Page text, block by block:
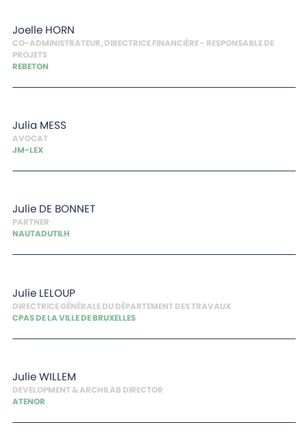
Joelle HORN
CO-ADMINISTRATEUR, DIRECTRICE FINANCIÈRE - RESPONSABLE DE
PROJETS
REBETON
Julia MESS
AVOCAT
JM-LEX
Julie DE BONNET
PARTNER
NAUTADUTILH
Julie LELOUP
DIRECTRICE GÉNÉRALE DU DÉPARTEMENT DES TRAVAUX
CPAS DE LA VILLE DE BRUXELLES
JulieWILLEM
DEVELOPMENT & ARCHILAB DIRECTOR
ATENOR